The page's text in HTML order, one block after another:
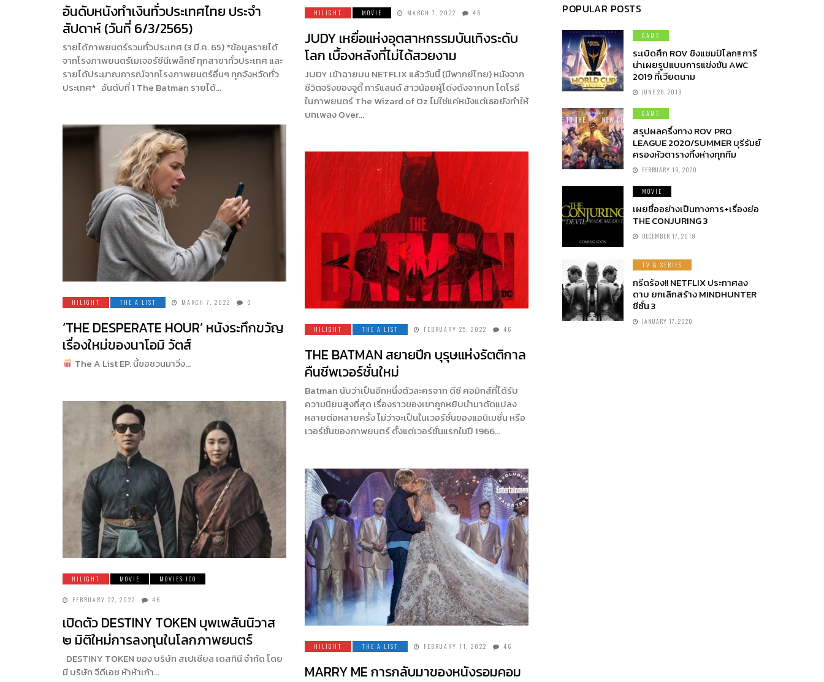
อันดับหนังทำเงินทั่วประเทศไทย ประจำ
สัปดาห์ (วันที่ 6/3/2565)
รายได้ภาพยนตร์รวมทั่วประเทศ (3 มี.ค. 65) *ข้อมูลรายได้
จากโรงภาพยนตร์เมเจอร์ซีนีเพล็กซ์ ทุกสาขาทั่วประเทศ และ
รายได้ประมาณการณ์จากโรงภาพยนตร์อื่นๆ ทุกจังหวัดทั่ว
ประเทศ* อันดับที่ 1 The Batman รายได้…
HILIGHT MOVIE MARCH 7, 2022 46
JUDY เหยื่อแห่งอุตสาหกรรมบันเทิงระดับ
โลก เบื้องหลังที่ไม่ได้สวยงาม
JUDY เข้าฉายบน NETFLIX แล้ววันนี้ (มีพากย์ไทย) หนังจาก
ชีวิตจริงของจูดี้ การ์แลนด์ สาวน้อยผู้โด่งดังจากบท โดโรธี
ในภาพยนตร์ The Wizard of Oz ไม่ใช่แค่หนังแต่เธอยังทำให้
บทเพลง Over…
HILIGHT THE A LIST MARCH 7, 2022 0
‘THE DESPERATE HOUR’ หนังระทึกขวัญ
เรื่องใหม่ของนาโอมิ วัตส์
The A List EP. นี้ขอชวนมาวิ่ง…
HILIGHT THE A LIST FEBRUARY 25, 2022 46
THE BATMAN สยายปีก บุรุษแห่งรัตติกาล
คืนชีพเวอร์ชั่นใหม่
Batman นับว่าเป็นอีกหนึ่งตัวละครจาก ดีซี คอมิกส์ที่ได้รับ
ความนิยมสูงที่สุด เรื่องราวของเขาถูกหยิบนำมาดัดแปลง
หลายต่อหลายครั้ง ไม่ว่าจะเป็นในเวอร์ชั่นของแอนิเมชั่น หรือ
เวอร์ชั่นของภาพยนตร์ ตั้งแต่เวอร์ชั่นแรกในปี 1966…
HILIGHT MOVIE MOVIES ICO
FEBRUARY 22, 2022 46
เปิดตัว DESTINY TOKEN บุพเพสันนิวาส
๒ มิติใหม่การลงทุนในโลกภาพยนตร์
DESTINY TOKEN ของ บริษัท สเปเชียล เดสทินี จำกัด โดย
มี บริษัท จีดีเอช ห้าห้าเก้า…
HILIGHT THE A LIST FEBRUARY 11, 2022 46
MARRY ME การกลับมาของหนังรอมคอม
POPULAR POSTS
GAME
ระเบิดศึก ROV ชิงแชมป์โลก!! การี
น่าเผยรูปแบบการแข่งขัน AWC
2019 ที่เวียดนาม
JUNE 26, 2019
GAME
สรุปผลครึ่งทาง ROV PRO
LEAGUE 2020/SUMMER บุรีรัมย์
ครองหัวตารางทิ้งห่างทุกทีม
FEBRUARY 19, 2020
MOVIE
เผยชื่ออย่างเป็นทางการ+เรื่องย่อ
THE CONJURING 3
DECEMBER 17, 2019
TV & SERIES
กรีดร้อง!! NETFLIX ประกาศลง
ดาบ ยกเลิกสร้าง MINDHUNTER
ซีซั่น 3
JANUARY 17, 2020